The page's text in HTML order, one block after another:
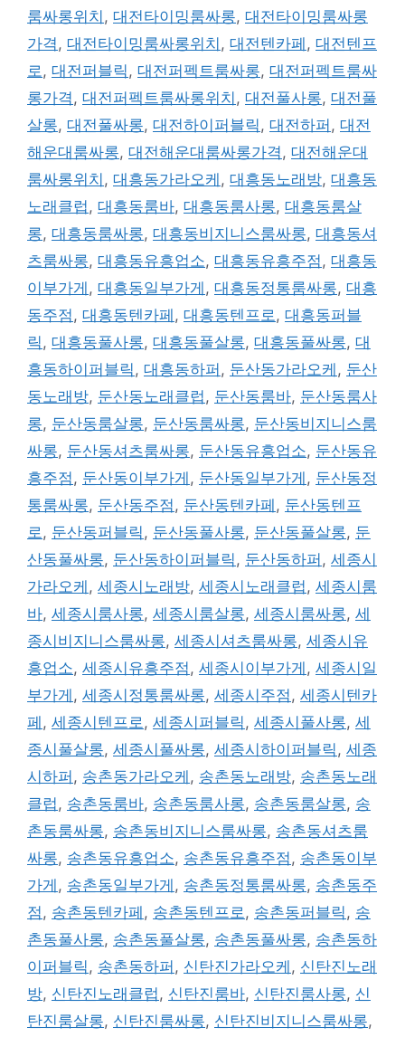
룸싸롱위치 , 대전타이밍룸싸롱, 대전타이밍룸싸롱
가격 , 대전타이밍룸싸롱위치 , 대전텐카페 , 대전텐프
로 , 대전퍼블릭 , 대전퍼펙트룸싸롱, 대전퍼펙트룸싸
롱가격 , 대전퍼펙트룸싸롱위치 , 대전풀사롱, 대전풀
살롱, 대전풀싸롱, 대전하이퍼블릭 , 대전하퍼 , 대전
해운대룸싸롱, 대전해운대룸싸롱가격 , 대전해운대
룸싸롱위치 , 대흥동가라오케 , 대흥동노래방, 대흥동
노래클럽 , 대흥동룸바, 대흥동룸사롱, 대흥동룸살
롱, 대흥동룸싸롱, 대흥동비지니스룸싸롱, 대흥동셔
츠룸싸롱, 대흥동유흥업소, 대흥동유흥주점 , 대흥동
이부가게 , 대흥동일부가게 , 대흥동정통룸싸롱, 대흥
동주점 , 대흥동텐카페 , 대흥동텐프로 , 대흥동퍼블
릭 , 대흥동풀사롱, 대흥동풀살롱, 대흥동풀싸롱, 대
흥동하이퍼블릭 , 대흥동하퍼 , 둔산동가라오케 , 둔산
동노래방, 둔산동노래클럽 , 둔산동룸바, 둔산동룸사
롱, 둔산동룸살롱, 둔산동룸싸롱, 둔산동비지니스룸
싸롱, 둔산동셔츠룸싸롱, 둔산동유흥업소, 둔산동유
흥주점 , 둔산동이부가게 , 둔산동일부가게 , 둔산동정
통룸싸롱, 둔산동주점 , 둔산동텐카페 , 둔산동텐프
로 , 둔산동퍼블릭 , 둔산동풀사롱, 둔산동풀살롱, 둔
산동풀싸롱, 둔산동하이퍼블릭 , 둔산동하퍼 , 세종시
가라오케 , 세종시노래방, 세종시노래클럽 , 세종시룸
바, 세종시룸사롱, 세종시룸살롱, 세종시룸싸롱, 세
종시비지니스룸싸롱, 세종시셔츠룸싸롱, 세종시유
흥업소, 세종시유흥주점 , 세종시이부가게 , 세종시일
부가게 , 세종시정통룸싸롱, 세종시주점 , 세종시텐카
페 , 세종시텐프로 , 세종시퍼블릭 , 세종시풀사롱, 세
종시풀살롱, 세종시풀싸롱, 세종시하이퍼블릭 , 세종
시하퍼 , 송촌동가라오케 , 송촌동노래방, 송촌동노래
클럽 , 송촌동룸바, 송촌동룸사롱, 송촌동룸살롱, 송
촌동룸싸롱, 송촌동비지니스룸싸롱, 송촌동셔츠룸
싸롱, 송촌동유흥업소, 송촌동유흥주점 , 송촌동이부
가게 , 송촌동일부가게 , 송촌동정통룸싸롱, 송촌동주
점 , 송촌동텐카페 , 송촌동텐프로 , 송촌동퍼블릭 , 송
촌동풀사롱, 송촌동풀살롱, 송촌동풀싸롱, 송촌동하
이퍼블릭 , 송촌동하퍼 , 신탄진가라오케 , 신탄진노래
방, 신탄진노래클럽 , 신탄진룸바, 신탄진룸사롱, 신
탄진룸살롱, 신탄진룸싸롱, 신탄진비지니스룸싸롱,